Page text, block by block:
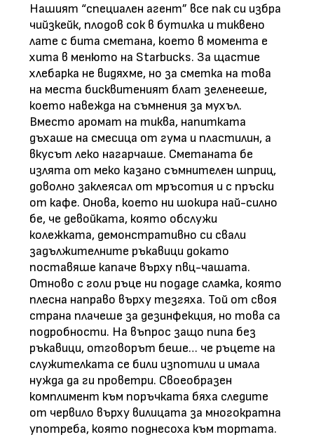
Нашият “специален агент” все пак си избра
чийзкейк, плодов сок в бутилка и тиквено
лате с бита сметана, което в момента е
хита в менюто на Starbucks. За щастие
хлебарка не видяхме, но за сметка на това
на места бисквитеният блат зеленееше,
което навежда на съмнения за мухъл.
Вместо аромат на тиква, напитката
дъхаше на смесица от гума и пластилин, а
вкусът леко нагарчаше. Сметаната бе
излята от меко казано съмнителен шприц,
доволно заклеясал от мръсотия и с пръски
от кафе. Онова, което ни шокира най-силно
бе, че девойката, която обслужи
колежката, демонстративно си свали
задължителните ръкавици докато
поставяше капаче върху пвц-чашата.
Отново с голи ръце ни подаде сламка, която
плесна направо върху тезгяха. Той от своя
страна плачеше за дезинфекция, но това са
подробности. На въпрос защо пипа без
ръкавици, отговорът беше… че ръцете на
служителката се били изпотили и имала
нужда да ги проветри. Своеобразен
комплимент към поръчката бяха следите
от червило върху вилицата за многократна
употреба, която поднесоха към тортата.